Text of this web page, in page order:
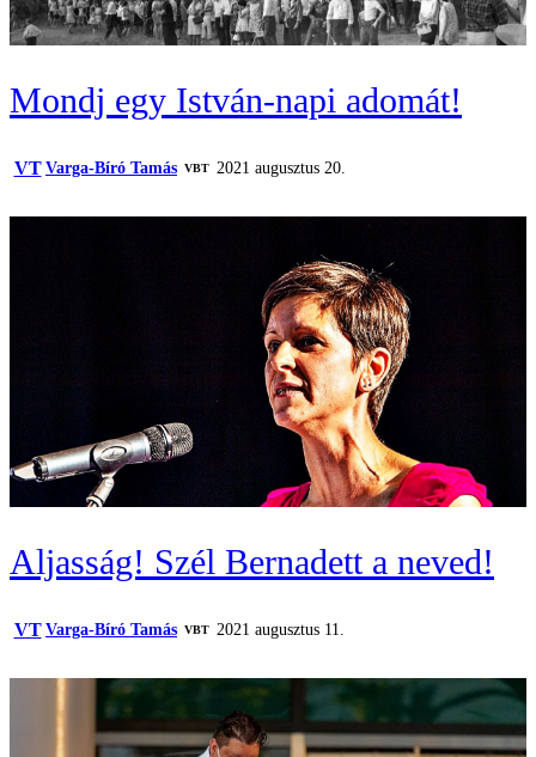
Mondj egy István-napi adomát!
VT Varga-Bíró Tamás VBT 2021 augusztus 20.
Aljasság! Szél Bernadett a neved!
VT Varga-Bíró Tamás VBT 2021 augusztus 11.